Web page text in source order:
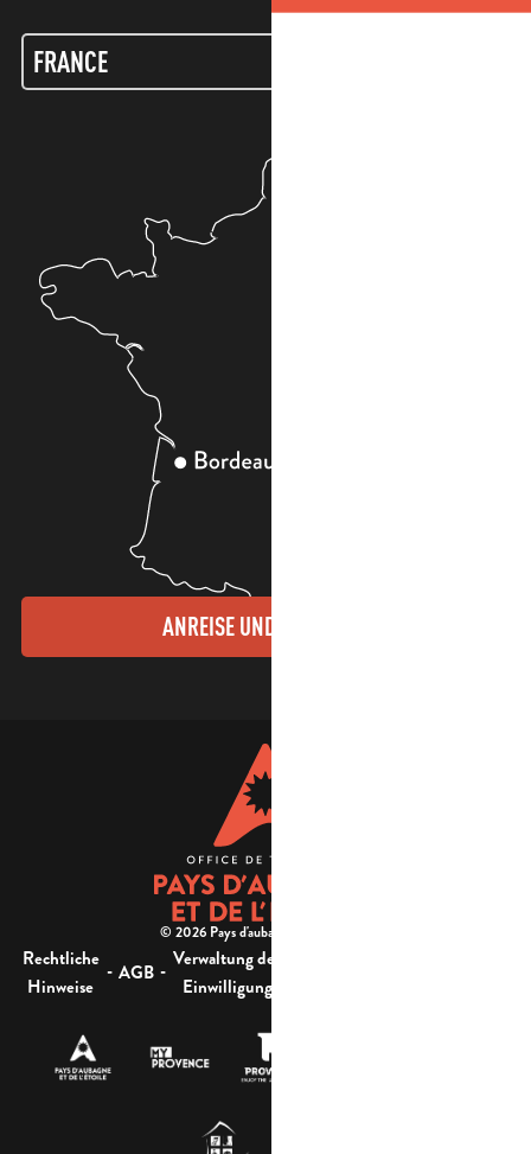
ANREISE UND KONTAKTE
© 2026 Pays d'aubagne et de l'étoile -
Rechtliche
Hinweise
- AGB - Verwaltung der
Einwilligung